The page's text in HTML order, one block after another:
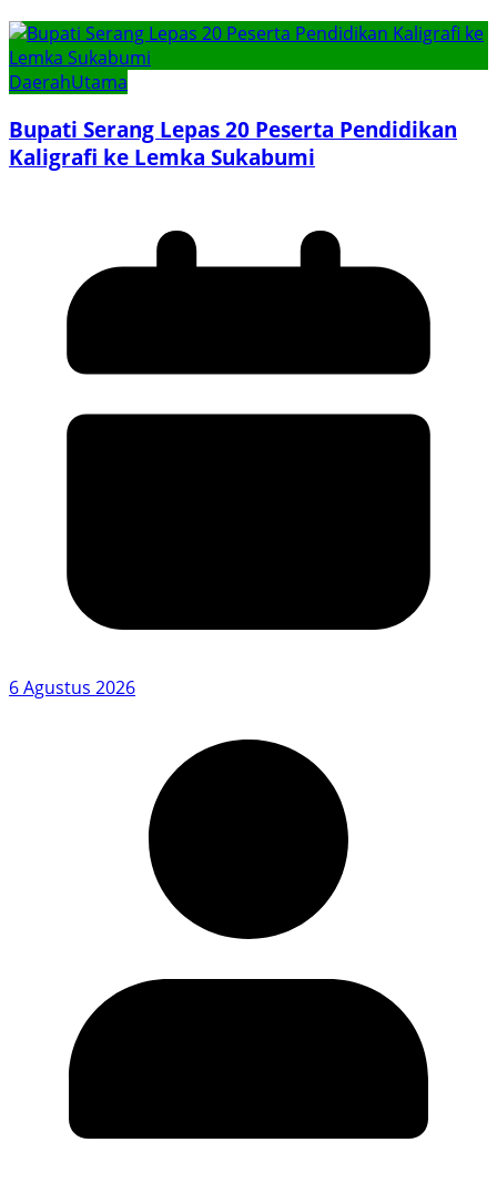
DaerahUtama
Bupati Serang Lepas 20 Peserta Pendidikan
Kaligrafi ke Lemka Sukabumi
6 Agustus 2026